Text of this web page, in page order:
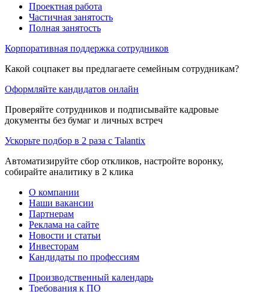
Проектная работа
Частичная занятость
Полная занятость
Корпоративная поддержка сотрудников
Какой соцпакет вы предлагаете семейным сотрудникам?
Оформляйте кандидатов онлайн
Проверяйте сотрудников и подписывайте кадровые
документы без бумаг и личных встреч
Ускорьте подбор в 2 раза с Talantix
Автоматизируйте сбор откликов, настройте воронку,
собирайте аналитику в 2 клика
О компании
Наши вакансии
Партнерам
Реклама на сайте
Новости и статьи
Инвесторам
Кандидаты по профессиям
Производственный календарь
Требования к ПО